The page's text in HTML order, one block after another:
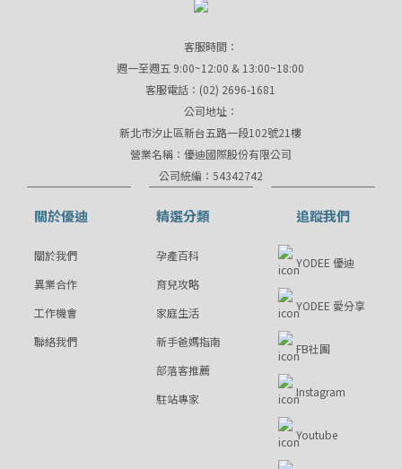
客服時間：
週一至週五 9:00~12:00 & 13:00~18:00
客服電話：(02) 2696-1681
公司地址：
新北市汐止區新台五路一段102號21樓
營業名稱：優迪國際股份有限公司
公司統編：54342742
關於優迪
關於我們
異業合作
工作機會
聯絡我們
精選分類
孕產百科
育兒攻略
家庭生活
新手爸媽指南
部落客推薦
駐站專家
追蹤我們
YODEE 優迪
YODEE 愛分享
FB社團
Instagram
Youtube